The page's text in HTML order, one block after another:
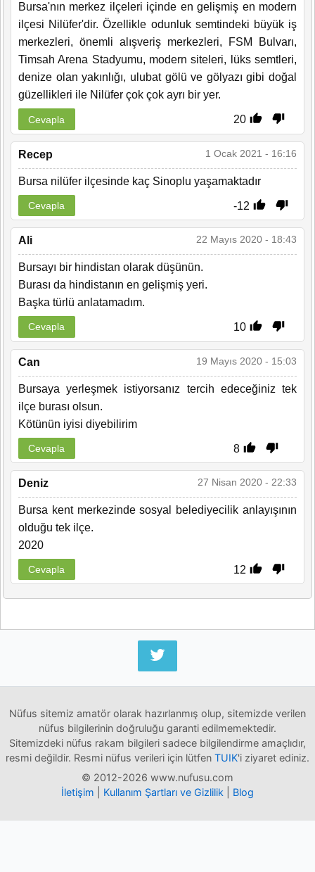
Bursa'nın merkez ilçeleri içinde en gelişmiş en modern
ilçesi Nilüfer'dir. Özellikle odunluk semtindeki büyük iş
merkezleri, önemli alışveriş merkezleri, FSM Bulvarı,
Timsah Arena Stadyumu, modern siteleri, lüks semtleri,
denize olan yakınlığı, ulubat gölü ve gölyazı gibi doğal
güzellikleri ile Nilüfer çok çok ayrı bir yer.
20
Cevapla
Recep 1 Ocak 2021 - 16:16
Bursa nilüfer ilçesinde kaç Sinoplu yaşamaktadır
-12
Cevapla
Ali 22 Mayıs 2020 - 18:43
Bursayı bir hindistan olarak düşünün.
Burası da hindistanın en gelişmiş yeri.
Başka türlü anlatamadım.
10
Cevapla
Can 19 Mayıs 2020 - 15:03
Bursaya yerleşmek istiyorsanız tercih edeceğiniz tek
ilçe burası olsun.
Kötünün iyisi diyebilirim
8
Cevapla
Deniz 27 Nisan 2020 - 22:33
Bursa kent merkezinde sosyal belediyecilik anlayışının
olduğu tek ilçe.
2020
12
Cevapla
Nüfus sitemiz amatör olarak hazırlanmış olup, sitemizde verilen
nüfus bilgilerinin doğruluğu garanti edilmemektedir.
Sitemizdeki nüfus rakam bilgileri sadece bilgilendirme amaçlıdır,
resmi değildir. Resmi nüfus verileri için lütfen TUIK'i ziyaret ediniz.
© 2012-2026 www.nufusu.com
İletişim
Kullanım Şartları ve Gizlilik Blog